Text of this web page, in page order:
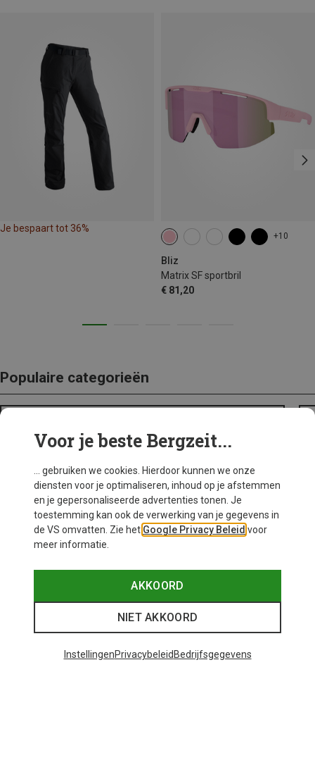
Je bespaart tot 36%
+10
Bliz
Matrix SF sportbril
€ 81,20
Populaire categorieën
Voor je beste Bergzeit...
... gebruiken we cookies. Hierdoor kunnen we onze
diensten voor je optimaliseren, inhoud op je afstemmen
en je gepersonaliseerde advertenties tonen. Je
toestemming kan ook de verwerking van je gegevens in
de VS omvatten. Zie het Google Privacy Beleid voor
meer informatie.
AKKOORD
NIET AKKOORD
InstellingenPrivacybeleid Bedrijfsgegevens